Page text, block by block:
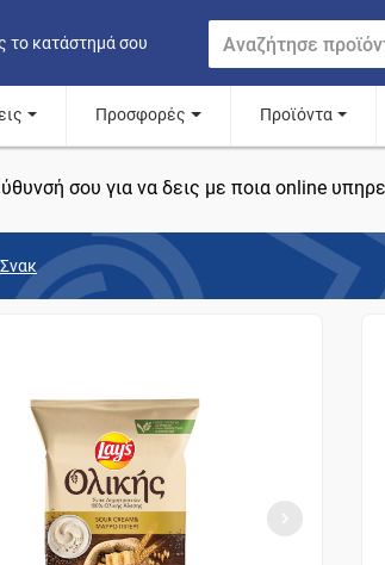
το κατάστημά σου
Προσφορές Προϊόντα
σου για να δεις με ποια online